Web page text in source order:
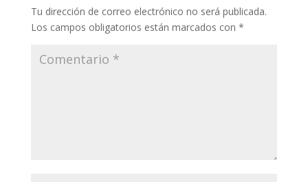
Tu dirección de correo electrónico no será publicada.
Los campos obligatorios están marcados con *